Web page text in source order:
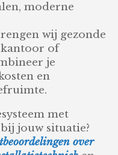
moderne
wij gezonde
of
je
en
met
jouw situatie?
over